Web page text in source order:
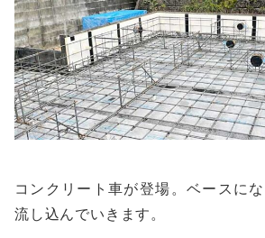
コンクリート車が登場。ベースに
流し込んでいきます。